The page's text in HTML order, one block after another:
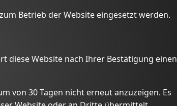
Betrieb der Website eingesetzt werden.
diese Website nach Ihrer Bestätigung einen
von 30 Tagen nicht erneut anzuzeigen. Es